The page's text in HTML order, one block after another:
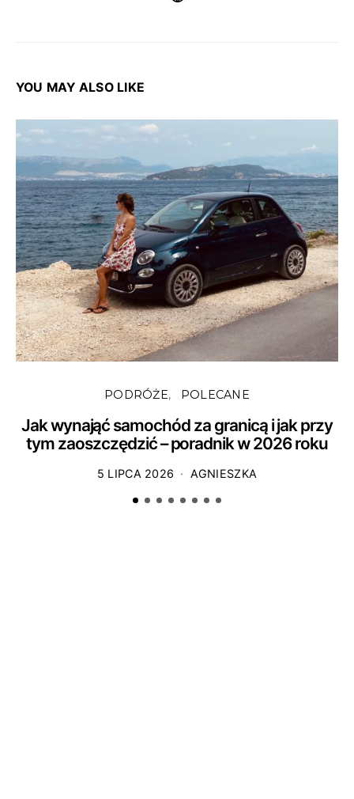
YOU MAY ALSO LIKE
PODRÓŻE POLECANE
Jak wynająć samochód za granicą i jak przy
tym zaoszczędzić – poradnik w 2026 roku
5 LIPCA 2026 AGNIESZKA